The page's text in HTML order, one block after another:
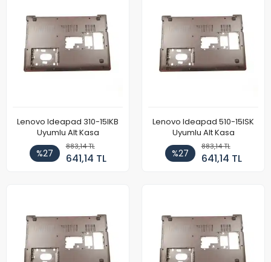
Lenovo Ideapad 310-15IKB
Uyumlu Alt Kasa
%27
883,14 TL
641,14 TL
Lenovo Ideapad 510-15ISK
Uyumlu Alt Kasa
%27
883,14 TL
641,14 TL